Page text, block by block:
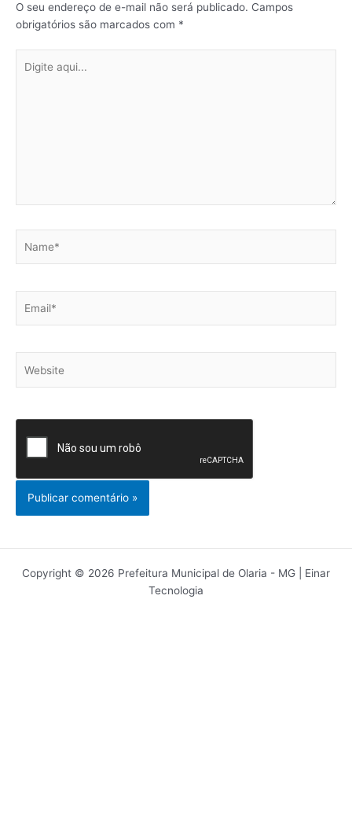
O seu endereço de e-mail não será publicado. Campos
obrigatórios são marcados com *
aqui...
Copyright © 2026 Prefeitura Municipal de Olaria - MG | Einar
Tecnologia